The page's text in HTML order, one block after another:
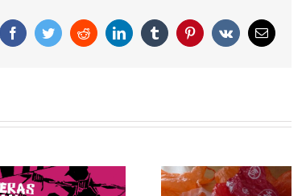
FacebookTwitterRedditLinkedInTumblrPinterestVk
Correo